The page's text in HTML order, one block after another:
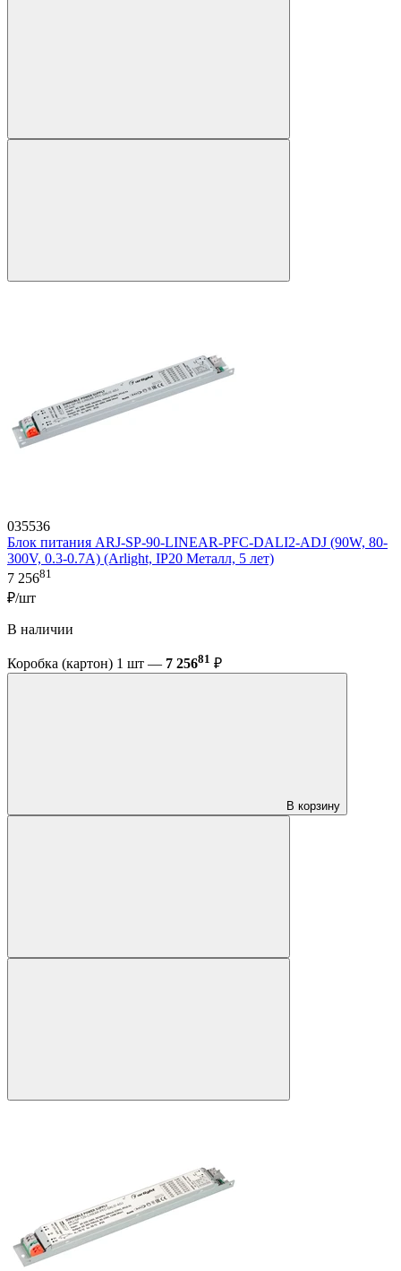
035536
Блок питания ARJ-SP-90-LINEAR-PFC-DALI2-ADJ (90W, 80-
300V, 0.3-0.7A) (Arlight, IP20 Металл, 5 лет)
7 25681
₽/шт
В наличии
Коробка (картон) 1 шт — 7 25681 ₽
В корзину